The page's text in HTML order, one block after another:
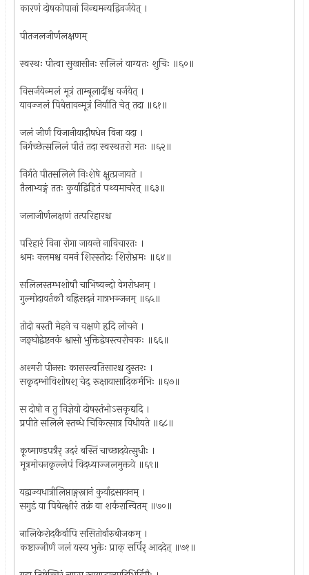
कारणं दोषकोपानां निन्द्यमन्यद्विवर्जयेत् ।
पीतजलजीर्णलक्षणम्
स्वस्थः पीत्वा सुखासीनः सलिलं वाग्यतः शुचिः ॥६०॥
विसर्जयेन्मलं मूत्रं ताम्बूलादींश्च वर्जयेत् ।
यावज्जलं पिबेत्तावन्मूत्रं निर्याति चेत् तदा ॥६१॥
जलं जीर्णं विजानीयादौषधेन विना यदा ।
निर्गच्छेत्सलिलं पीतं तदा स्वस्थतरो मतः ॥६२॥
निर्गते पीतसलिले निःशेषे क्षुत्प्रजायते ।
तैलाभ्यङ्गं ततः कुर्याद्विहितं पथ्यमाचरेत् ॥६३॥
जलाजीर्णलक्षणं तत्परिहारश्च
परिहारं विना रोगा जायन्ते नाविचारतः ।
श्रमः क्लमश्च वमनं शिरस्तोदः शिरोभ्रमः ॥६४॥
सलिलस्तम्भशोषौ चाभिष्यन्दो वेगरोधनम् ।
गुल्मोदावर्तकौ वह्निसदनं गात्रभञ्जनम् ॥६५॥
तोदो बस्तौ मेहने च वक्षणे हृदि लोचने ।
जङ्घोद्वेष्टनकं श्वासो भुक्तिद्वेषस्त्वरोचकः ॥६६॥
अश्मरी पीनसः कासस्त्वतिसारश्च दुस्तरः ।
सकृदम्भोविशोषश् चेद् रूक्षायासादिकर्मभिः ॥६७॥
स दोषो न तु विज्ञेयो दोषस्तंभोऽसकृद्यदि ।
प्रपीते सलिले स्तब्धे चिकित्सात्र विधीयते ॥६८॥
कूष्माण्डपत्रैर् उदरं बस्तिं चाच्छादयेत्सुधीः ।
मूत्रमोचनकृल्लेपं विदध्याज्जलमुक्तये ॥६९॥
यद्वाज्यधात्रीलिप्ताङ्गस्नानं कुर्याद्रसायनम् ।
सगुडं वा पिबेत्क्षीरं तक्रं वा शर्करान्वितम् ॥७०॥
नालिकेरोदकैर्वापि ससितोर्वारुबीजकम् ।
कष्टाज्जीर्णं जलं यस्य भुक्तेः प्राक् सर्पिर् आददेत् ॥७१॥